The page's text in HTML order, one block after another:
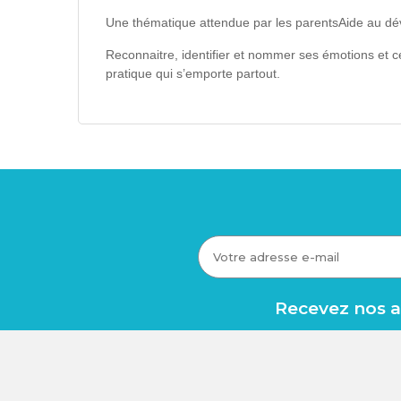
Une thématique attendue par les parentsAide au
Reconnaitre, identifier et nommer ses émotions et
pratique qui s’emporte partout.
Recevez nos